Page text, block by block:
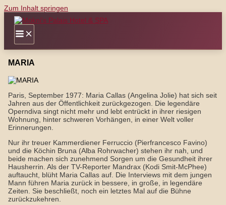
Zum Inhalt springen
MARIA
Paris, September 1977: Maria Callas (Angelina Jolie) hat sich seit
Jahren aus der Öffentlichkeit zurückgezogen. Die legendäre
Operndiva singt nicht mehr und lebt entrückt in ihrer riesigen
Wohnung, hinter schweren Vorhängen, in einer Welt voller
Erinnerungen.
Nur ihr treuer Kammerdiener Ferruccio (Pierfrancesco Favino)
und die Köchin Bruna (Alba Rohrwacher) stehen ihr nah, und
beide machen sich zunehmend Sorgen um die Gesundheit ihrer
Hausherrin. Als der TV-Reporter Mandrax (Kodi Smit-McPhee)
auftaucht, blüht Maria Callas auf. Die Interviews mit dem jungen
Mann führen Maria zurück in bessere, in große, in legendäre
Zeiten. Sie beschließt, noch ein letztes Mal auf die Bühne
zurückzukehren.